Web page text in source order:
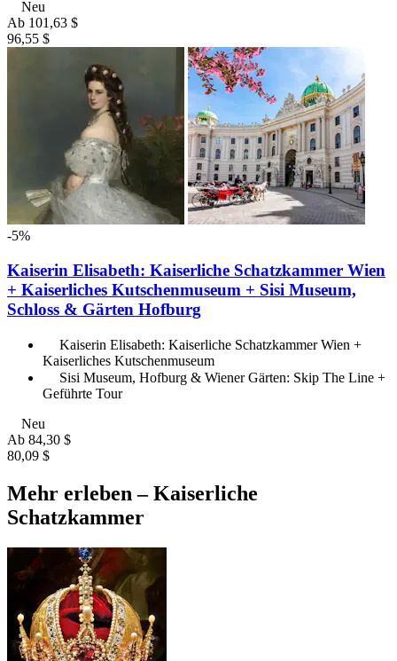
Neu
Ab 101,63 $
96,55 $
-5%
Kaiserin Elisabeth: Kaiserliche Schatzkammer Wien
+ Kaiserliches Kutschenmuseum + Sisi Museum,
Schloss & Gärten Hofburg
Kaiserin Elisabeth: Kaiserliche Schatzkammer Wien +
Kaiserliches Kutschenmuseum
Sisi Museum, Hofburg & Wiener Gärten: Skip The Line +
Geführte Tour
Neu
Ab 84,30 $
80,09 $
Mehr erleben – Kaiserliche
Schatzkammer